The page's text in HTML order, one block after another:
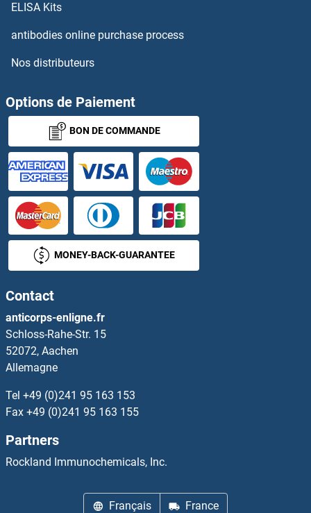
GLRa2 Kits ELISA
GLRX3 Kits ELISA
GLRX5 Kits ELISA
GLS2 Kits ELISA
GLT25D2 Kits ELISA
GLTP Kits ELISA
Glucocorticoid Receptor Kits ELISA
Glucocorticoid Receptor beta Kits ELISA
Glucose-6-Phosphate Dehydrogenase Kits ELISA
Glucuronic Acid Epimerase Kits ELISA
Glucuronidase beta Kits ELISA
GLUT1 Kits ELISA
Glutamate Dehydrogenase 1 Kits ELISA
ELISA Kits
antibodies online purchase process
Nos distributeurs
Options de Paiement
BON DE COMMANDE
MONEY-BACK-GUARANTEE
Contact
anticorps-enligne.fr
Schloss-Rahe-Str. 15
52072, Aachen
Allemagne
Tel +49 (0)241 95 163 153
Fax +49 (0)241 95 163 155
Partners
Rockland Immunochemicals, Inc.
Français France